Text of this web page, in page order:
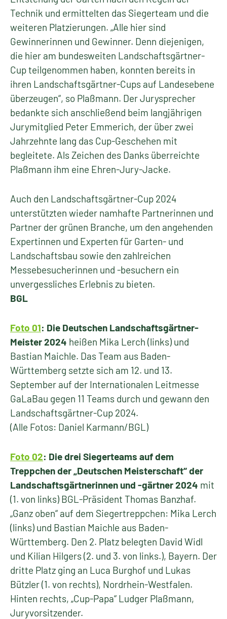
Technik und ermittelten das Siegerteam und die
weiteren Platzierungen. „Alle hier sind
Gewinnerinnen und Gewinner. Denn diejenigen,
die hier am bundesweiten Landschaftsgärtner-
Cup teilgenommen haben, konnten bereits in
ihren Landschaftsgärtner-Cups auf Landesebene
überzeugen“, so Plaßmann. Der Jurysprecher
bedankte sich anschließend beim langjährigen
Jurymitglied Peter Emmerich, der über zwei
Jahrzehnte lang das Cup-Geschehen mit
begleitete. Als Zeichen des Danks überreichte
Plaßmann ihm eine Ehren-Jury-Jacke.
Auch den Landschaftsgärtner-Cup 2024
unterstützten wieder namhafte Partnerinnen und
Partner der grünen Branche, um den angehenden
Expertinnen und Experten für Garten- und
Landschaftsbau sowie den zahlreichen
Messebesucherinnen und -besuchern ein
unvergessliches Erlebnis zu bieten.
BGL
Foto 01: Die Deutschen Landschaftsgärtner-
Meister 2024 heißen Mika Lerch (links) und
Bastian Maichle. Das Team aus Baden-
Württemberg setzte sich am 12. und 13.
September auf der Internationalen Leitmesse
GaLaBau gegen 11 Teams durch und gewann den
Landschaftsgärtner-Cup 2024.
(Alle Fotos: Daniel Karmann/BGL)
Foto 02: Die drei Siegerteams auf dem
Treppchen der „Deutschen Meisterschaft“ der
Landschaftsgärtnerinnen und -gärtner 2024 mit
(1. von links) BGL-Präsident Thomas Banzhaf.
„Ganz oben“ auf dem Siegertreppchen: Mika Lerch
(links) und Bastian Maichle aus Baden-
Württemberg. Den 2. Platz belegten David Widl
und Kilian Hilgers (2. und 3. von links.), Bayern. Der
dritte Platz ging an Luca Burghof und Lukas
Bützler (1. von rechts), Nordrhein-Westfalen.
Hinten rechts, „Cup-Papa“ Ludger Plaßmann,
Juryvorsitzender.